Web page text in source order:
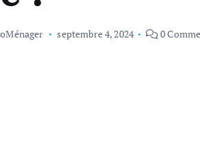
septembre 4, 2024 0